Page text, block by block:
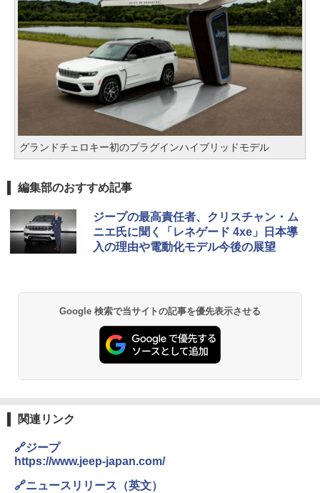
グランドチェロキー初のプラグインハイブリッドモデル
編集部のおすすめ記事
ジープの最高責任者、クリスチャン・ム
ニエ氏に聞く「レネゲード 4xe」日本導
入の理由や電動化モデル今後の展望
Google 検索で当サイトの記事を優先表示させる
関連リンク
🔗ジープ
https://www.jeep-japan.com/
🔗ニュースリリース（英文）